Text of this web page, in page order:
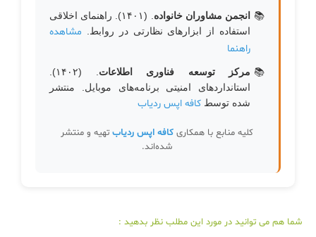
انجمن مشاوران خانواده
. (۱۴۰۱). راهنمای اخلاقی
استفاده از ابزارهای نظارتی در روابط. مشاهده
راهنما
مرکز توسعه فناوری اطلاعات
. (۱۴۰۲).
استانداردهای امنیتی برنامه‌های موبایل. منتشر
شده توسط کافه اپس ردیاب
کلیه منابع با همکاری کافه اپس ردیاب تهیه و منتشر
شده‌اند.
شما هم می توانید در مورد این مطلب نظر بدهید :